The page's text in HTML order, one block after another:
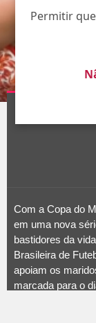
Permitir
Com a Copa do
em uma nova
bastidores da
Brasileira de
apoiam os
marcada para o
sabemos sobre